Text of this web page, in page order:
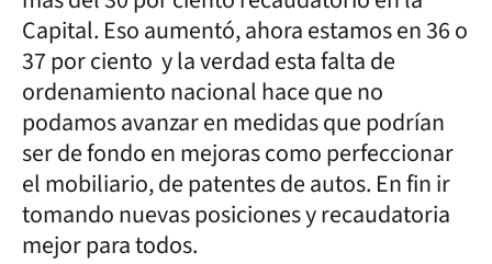
Capital. Eso aumentó, ahora estamos en 36 o
37 por ciento y la verdad esta falta de
ordenamiento nacional hace que no
podamos avanzar en medidas que podrían
ser de fondo en mejoras como perfeccionar
el mobiliario, de patentes de autos. En fin ir
tomando nuevas posiciones y recaudatoria
mejor para todos.